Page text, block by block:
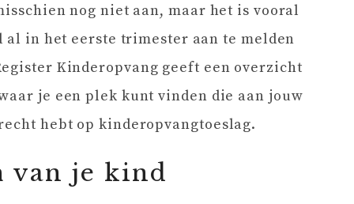
nog niet aan, maar het is vooral
al in het eerste trimester aan te melden
Kinderopvang geeft een overzicht
je een plek kunt vinden die aan jouw
hebt op kinderopvangtoeslag.
van je kind